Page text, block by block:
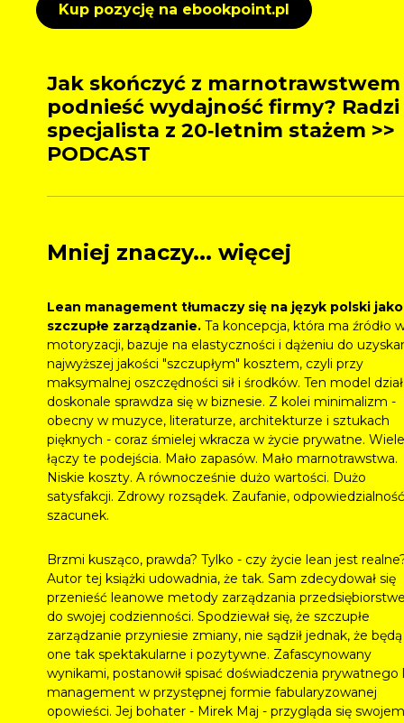
Kup pozycję na ebookpoint.pl
Jak skończyć z marnotrawstwem
podnieść wydajność firmy? Radzi
specjalista z 20‑letnim stażem >>
PODCAST
Mniej znaczy... więcej
Lean management tłumaczy się na język polski jako
szczupłe zarządzanie. Ta koncepcja, która ma źródło
motoryzacji, bazuje na elastyczności i dążeniu do
najwyższej jakości "szczupłym" kosztem, czyli przy
maksymalnej oszczędności sił i środków. Ten model
doskonale sprawdza się w biznesie. Z kolei minimalizm -
obecny w muzyce, literaturze, architekturze i sztukach
pięknych - coraz śmielej wkracza w życie prywatne. Wiele
łączy te podejścia. Mało zapasów. Mało marnotrawstwa.
Niskie koszty. A równocześnie dużo wartości. Dużo
satysfakcji. Zdrowy rozsądek. Zaufanie,
szacunek.
Brzmi kusząco, prawda? Tylko - czy życie lean jest
Autor tej książki udowadnia, że tak. Sam zdecydował się
przenieść leanowe metody zarządzania
do swojej codzienności. Spodziewał się, że szczupłe
zarządzanie przyniesie zmiany, nie sądził jednak, że będą
one tak spektakularne i pozytywne. Zafascynowany
wynikami, postanowił spisać doświadczenia prywatnego
management w przystępnej formie fabularyzowanej
opowieści. Jej bohater - Mirek Maj - przygląda się